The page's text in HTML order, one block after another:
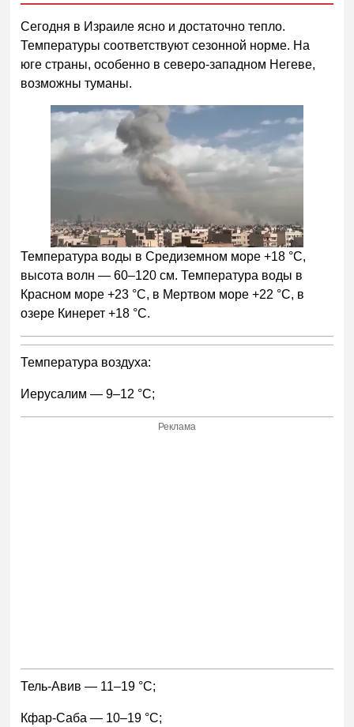
Сегодня в Израиле ясно и достаточно тепло.
Температуры соответствуют сезонной норме. На
юге страны, особенно в северо-западном Негеве,
возможны туманы.
Температура воды в Средиземном море +18 °С,
высота волн — 60–120 см. Температура воды в
Красном море +23 °С, в Мертвом море +22 °С, в
озере Кинерет +18 °С.
Температура воздуха:
Иерусалим — 9–12 °С;
Реклама
Тель-Авив — 11–19 °С;
Кфар-Саба — 10–19 °С;